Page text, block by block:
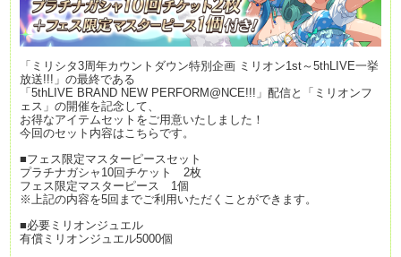
「ミリシタ3周年カウントダウン特別企画 ミリオン1st～5thLIVE一挙
放送!!!」の最終である
「5thLIVE BRAND NEW PERFORM@NCE!!!」配信と「ミリオンフ
ェス」の開催を記念して、
お得なアイテムセットをご用意いたしました！
今回のセット内容はこちらです。
■フェス限定マスターピースセット
プラチナガシャ10回チケット 2枚
フェス限定マスターピース 1個
※上記の内容を5回までご利用いただくことができます。
■必要ミリオンジュエル
有償ミリオンジュエル5000個